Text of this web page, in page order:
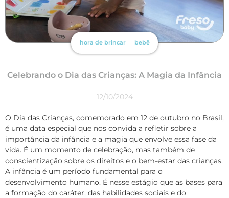
hora de brincar bebê
Celebrando o Dia das Crianças: A Magia da Infância
12/10/2024
O Dia das Crianças, comemorado em 12 de outubro no Brasil,
é uma data especial que nos convida a refletir sobre a
importância da infância e a magia que envolve essa fase da
vida. É um momento de celebração, mas também de
conscientização sobre os direitos e o bem-estar das crianças.
A infância é um período fundamental para o
desenvolvimento humano. É nesse estágio que as bases para
a formação do caráter, das habilidades sociais e do